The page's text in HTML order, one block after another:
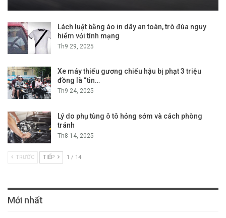
Lách luật bằng áo in dây an toàn, trò đùa nguy
hiểm với tính mạng
Th9 29, 2025
Xe máy thiếu gương chiếu hậu bị phạt 3 triệu
đồng là “tin…
Th9 24, 2025
Lý do phụ tùng ô tô hỏng sớm và cách phòng
tránh
Th8 14, 2025
TRƯỚC TIẾP 1 / 14
Mới nhất